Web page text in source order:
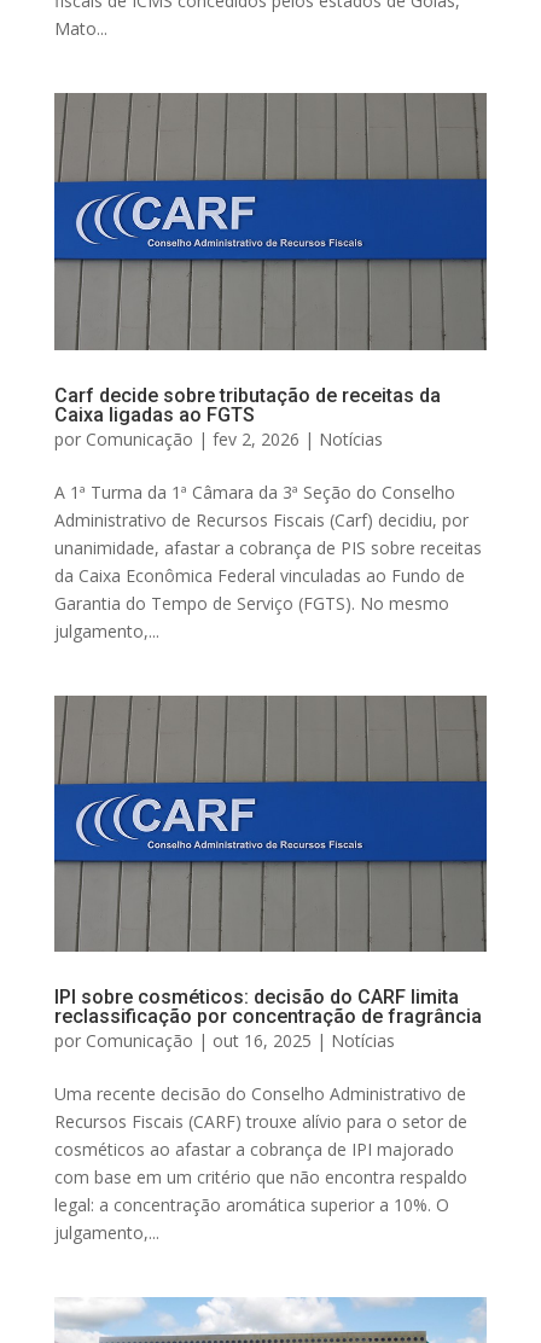
Mato...
Carf decide sobre tributação de receitas da
Caixa ligadas ao FGTS
por Comunicação | fev 2, 2026 | Notícias
A 1ª Turma da 1ª Câmara da 3ª Seção do Conselho
Administrativo de Recursos Fiscais (Carf) decidiu, por
unanimidade, afastar a cobrança de PIS sobre receitas
da Caixa Econômica Federal vinculadas ao Fundo de
Garantia do Tempo de Serviço (FGTS). No mesmo
julgamento,...
IPI sobre cosméticos: decisão do CARF limita
reclassificação por concentração de fragrância
por Comunicação | out 16, 2025 | Notícias
Uma recente decisão do Conselho Administrativo de
Recursos Fiscais (CARF) trouxe alívio para o setor de
cosméticos ao afastar a cobrança de IPI majorado
com base em um critério que não encontra respaldo
legal: a concentração aromática superior a 10%. O
julgamento,...